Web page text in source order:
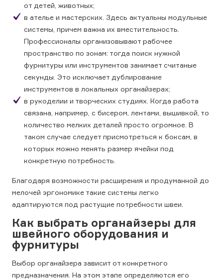
от детей, животных;
в ателье и мастерских. Здесь актуальны модульные
системы, причем важна их вместительность.
Профессионалы организовывают рабочее
пространство по зонам: тогда поиск нужной
фурнитуры или инструментов занимает считаные
секунды. Это исключает дублирование
инструментов в локальных органайзерах;
в рукоделии и творческих студиях. Когда работа
связана, например, с бисером, лентами, вышивкой, то
количество мелких деталей просто огромное. В
таком случае следует присмотреться к боксам, в
которых можно менять размер ячейки под
конкретную потребность.
Благодаря возможности расширения и продуманной до
мелочей эргономике такие системы легко
адаптируются под растущие потребности швеи.
Как выбрать органайзеры для
швейного оборудования и
фурнитуры
Выбор органайзера зависит от конкретного
предназначения. На этом этапе определяются его